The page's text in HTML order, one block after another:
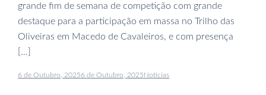
grande fim de semana de competição com grande
destaque para a participação em massa no Trilho das
Oliveiras em Macedo de Cavaleiros, e com presença
[…]
6 de Outubro, 20256 de Outubro, 2025Noticias